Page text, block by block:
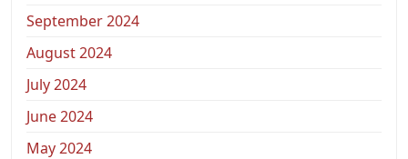
September 2024
August 2024
July 2024
June 2024
May 2024